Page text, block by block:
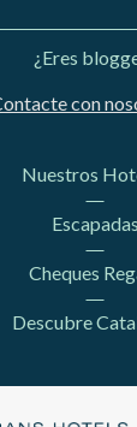
¿Eres
con
Nuestros
Escapadas
Cheques
Descubre